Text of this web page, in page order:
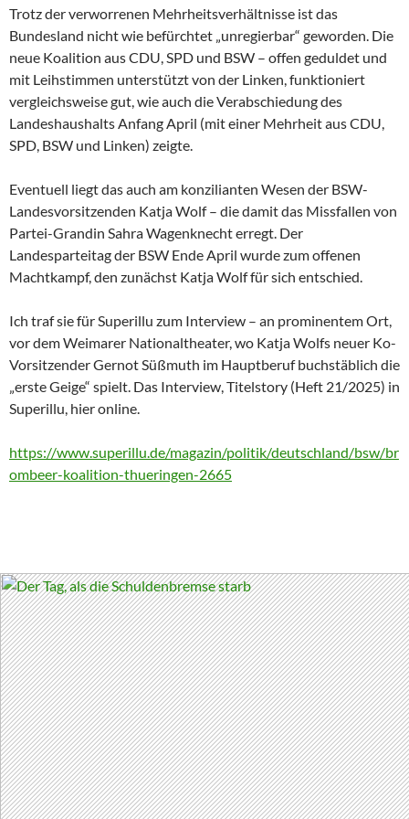
Trotz der verworrenen Mehrheitsverhältnisse ist das
Bundesland nicht wie befürchtet „unregierbar“ geworden. Die
neue Koalition aus CDU, SPD und BSW – offen geduldet und
mit Leihstimmen unterstützt von der Linken, funktioniert
vergleichsweise gut, wie auch die Verabschiedung des
Landeshaushalts Anfang April (mit einer Mehrheit aus CDU,
SPD, BSW und Linken) zeigte.
Eventuell liegt das auch am konzilianten Wesen der BSW-
Landesvorsitzenden Katja Wolf – die damit das Missfallen von
Partei-Grandin Sahra Wagenknecht erregt. Der
Landesparteitag der BSW Ende April wurde zum offenen
Machtkampf, den zunächst Katja Wolf für sich entschied.
Ich traf sie für Superillu zum Interview – an prominentem Ort,
vor dem Weimarer Nationaltheater, wo Katja Wolfs neuer Ko-
Vorsitzender Gernot Süßmuth im Hauptberuf buchstäblich die
„erste Geige“ spielt. Das Interview, Titelstory (Heft 21/2025) in
Superillu, hier online.
https://www.superillu.de/magazin/politik/deutschland/bsw/br
ombeer-koalition-thueringen-2665